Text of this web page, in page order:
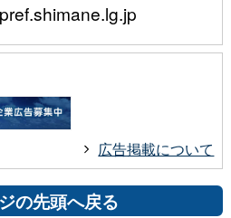
広告掲載について
の先頭へ戻る